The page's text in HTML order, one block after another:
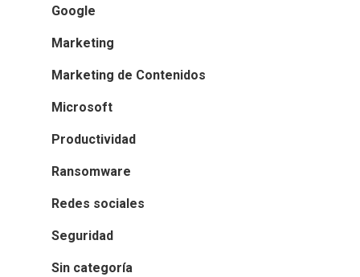
Google
Marketing
Marketing de Contenidos
Microsoft
Productividad
Ransomware
Redes sociales
Seguridad
Sin categoría